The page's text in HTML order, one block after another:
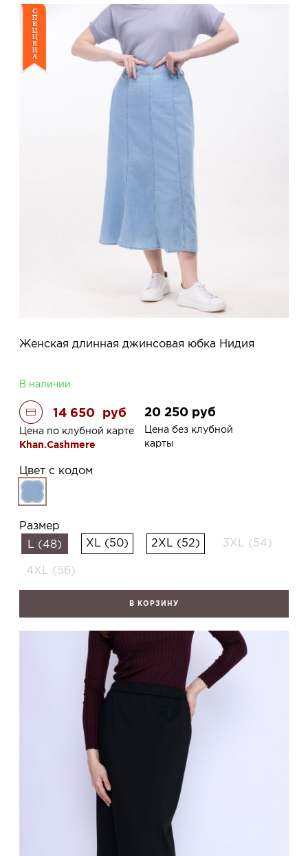
Женская длинная джинсовая юбка Нидия
В наличии
14 650 руб
Цена по клубной карте
Khan.Cashmere
20 250 руб
Цена без клубной
карты
Цвет с кодом
Размер
L (48)
XL (50) 2XL (52) 3XL (54)
4XL (56)
В КОРЗИНУ